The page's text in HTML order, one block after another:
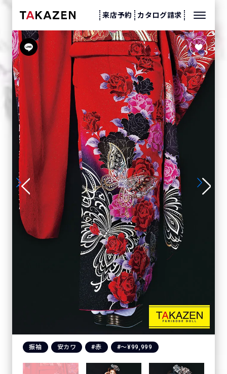
来店予約 カタログ請求
振袖 安カワ #赤 #〜¥99,999